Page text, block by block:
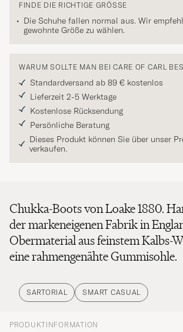
FINDE DIE RICHTIGE GRÖSSE
Die Schuhe fallen normal aus. Wir
gewohnte Größe zu wählen.
WARUM SOLLTE MAN BEI CARE OF CARL
Standardversand ab 89 € kostenlos
Lieferzeit 2-5 Werktage
Kostenlose Rücksendung
Persönliche Beratung
Dieses Produkt können Sie über unser
verkaufen.
Chukka-Boots von Loake 1880.
der markeneigenen Fabrik in
Obermaterial aus feinstem Kalbs-
eine rahmengenähte Gummisohle.
SARTORIAL SMART CASUAL
PRODUKTINFORMATION